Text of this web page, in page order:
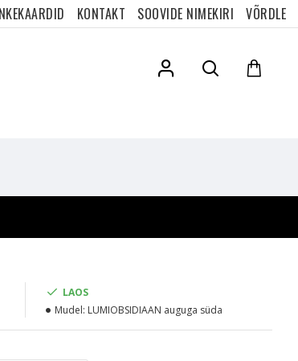
KONTAKT SOOVIDE NIMEKIRI VÕRDLE
LAOS
Mudel: LUMIOBSIDIAAN auguga süda